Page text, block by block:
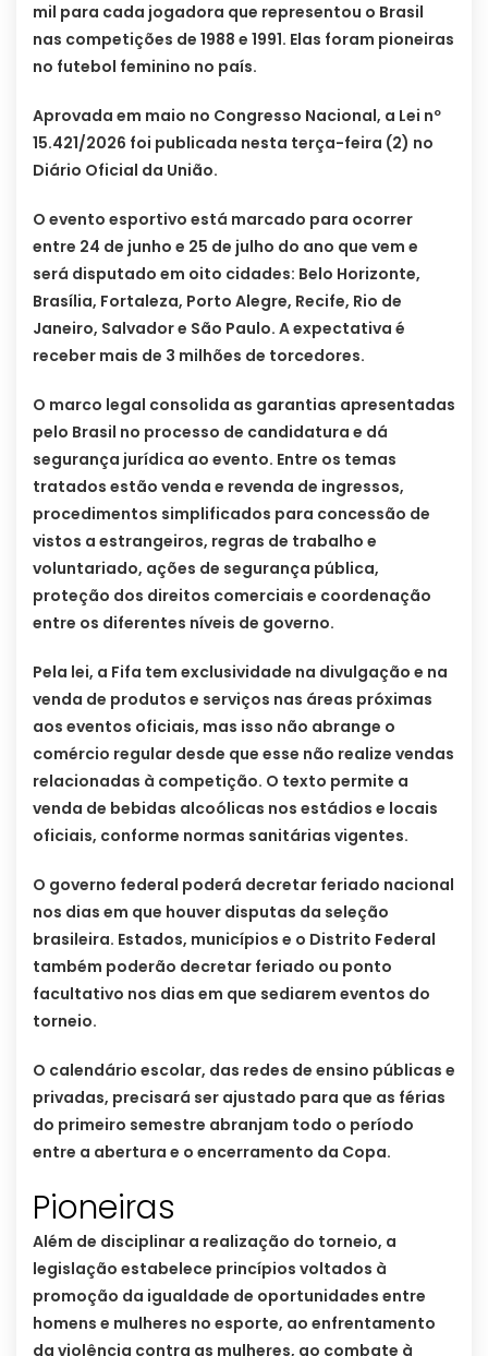
mil para cada jogadora que representou o Brasil
nas competições de 1988 e 1991. Elas foram pioneiras
no futebol feminino no país.
Aprovada em maio no Congresso Nacional, a Lei nº
15.421/2026 foi publicada nesta terça-feira (2) no
Diário Oficial da União.
O evento esportivo está marcado para ocorrer
entre 24 de junho e 25 de julho do ano que vem e
será disputado em oito cidades: Belo Horizonte,
Brasília, Fortaleza, Porto Alegre, Recife, Rio de
Janeiro, Salvador e São Paulo. A expectativa é
receber mais de 3 milhões de torcedores.
O marco legal consolida as garantias apresentadas
pelo Brasil no processo de candidatura e dá
segurança jurídica ao evento. Entre os temas
tratados estão venda e revenda de ingressos,
procedimentos simplificados para concessão de
vistos a estrangeiros, regras de trabalho e
voluntariado, ações de segurança pública,
proteção dos direitos comerciais e coordenação
entre os diferentes níveis de governo.
Pela lei, a Fifa tem exclusividade na divulgação e na
venda de produtos e serviços nas áreas próximas
aos eventos oficiais, mas isso não abrange o
comércio regular desde que esse não realize vendas
relacionadas à competição. O texto permite a
venda de bebidas alcoólicas nos estádios e locais
oficiais, conforme normas sanitárias vigentes.
O governo federal poderá decretar feriado nacional
nos dias em que houver disputas da seleção
brasileira. Estados, municípios e o Distrito Federal
também poderão decretar feriado ou ponto
facultativo nos dias em que sediarem eventos do
torneio.
O calendário escolar, das redes de ensino públicas e
privadas, precisará ser ajustado para que as férias
do primeiro semestre abranjam todo o período
entre a abertura e o encerramento da Copa.
Pioneiras
Além de disciplinar a realização do torneio, a
legislação estabelece princípios voltados à
promoção da igualdade de oportunidades entre
homens e mulheres no esporte, ao enfrentamento
da violência contra as mulheres, ao combate à